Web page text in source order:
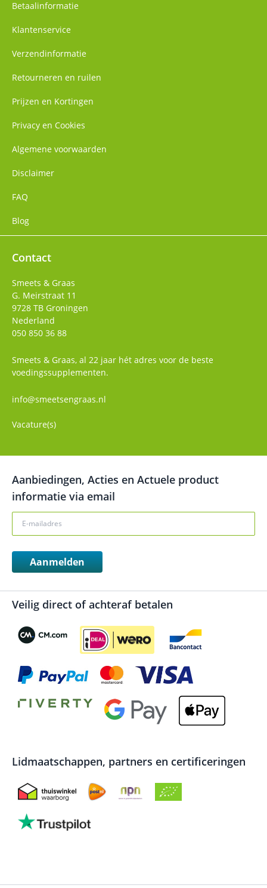
Betaalinformatie
Klantenservice
Verzendinformatie
Retourneren en ruilen
Prijzen en Kortingen
Privacy en Cookies
Algemene voorwaarden
Disclaimer
FAQ
Blog
Contact
Smeets & Graas
G. Meirstraat 11
9728 TB Groningen
Nederland
050 850 36 88
Smeets & Graas, al 22 jaar hét adres voor de beste
voedingssupplementen.
info@smeetsengraas.nl
Vacature(s)
Aanbiedingen, Acties en Actuele product
informatie via email
Aanmelden
Veilig direct of achteraf betalen
Lidmaatschappen, partners en certificeringen